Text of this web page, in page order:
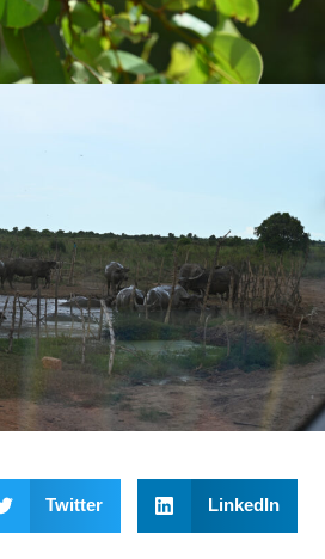
Twitter LinkedIn